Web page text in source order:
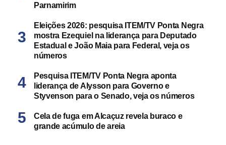
Parnamirim
Eleições 2026: pesquisa ITEM/TV Ponta Negra
mostra Ezequiel na liderança para Deputado
Estadual e João Maia para Federal, veja os
números
Pesquisa ITEM/TV Ponta Negra aponta
liderança de Alysson para Governo e
Styvenson para o Senado, veja os números
Cela de fuga em Alcaçuz revela buraco e
grande acúmulo de areia